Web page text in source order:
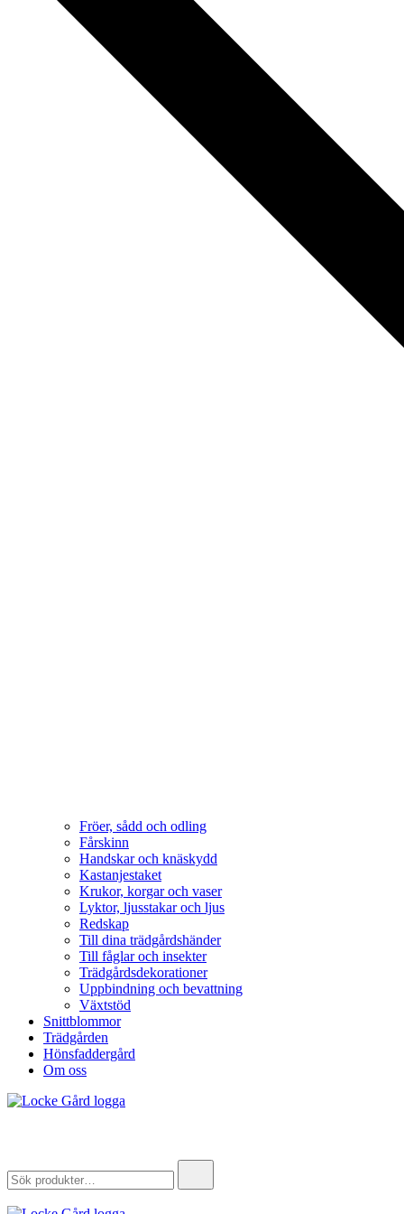
Fröer, sådd och odling
Fårskinn
Handskar och knäskydd
Kastanjestaket
Krukor, korgar och vaser
Lyktor, ljusstakar och ljus
Redskap
Till dina trädgårdshänder
Till fåglar och insekter
Trädgårdsdekorationer
Uppbindning och bevattning
Växtstöd
Snittblommor
Trädgården
Hönsfaddergård
Om oss
for: